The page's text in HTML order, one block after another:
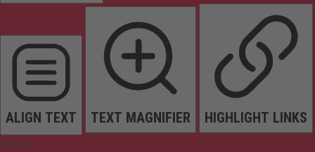
ALIGN TEXT TEXT MAGNIFIER HIGHLIGHT LINKS
Colors